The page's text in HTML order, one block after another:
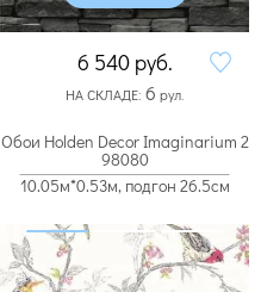
6 540 руб.
НА СКЛАДЕ: 6 рул.
Обои Holden Decor Imaginarium 2
98080
10.05м*0.53м, подгон 26.5см